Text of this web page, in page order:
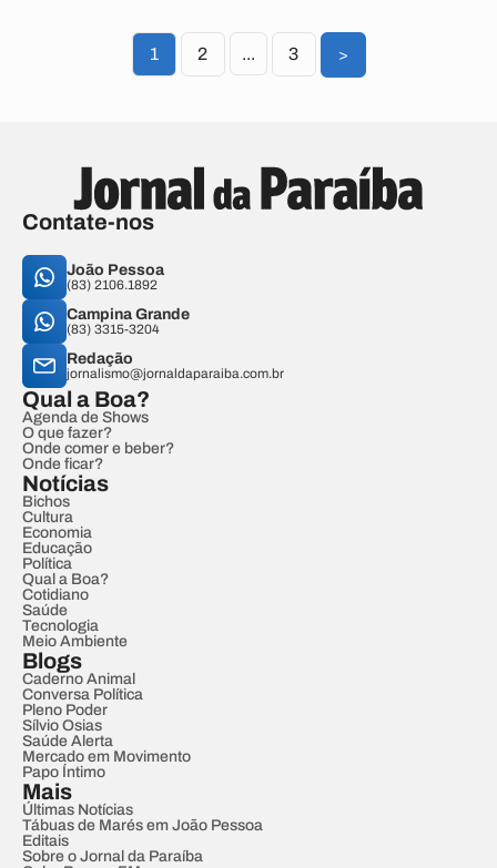
1 2 ... 3 >
Contate-nos
João Pessoa
(83) 2106.1892
Campina Grande
(83) 3315-3204
Redação
jornalismo@jornaldaparaiba.com.br
Qual a Boa?
Agenda de Shows
O que fazer?
Onde comer e beber?
Onde ficar?
Notícias
Bichos
Cultura
Economia
Educação
Política
Qual a Boa?
Cotidiano
Saúde
Tecnologia
Meio Ambiente
Blogs
Caderno Animal
Conversa Política
Pleno Poder
Sílvio Osias
Saúde Alerta
Mercado em Movimento
Papo Íntimo
Mais
Últimas Notícias
Tábuas de Marés em João Pessoa
Editais
Sobre o Jornal da Paraíba